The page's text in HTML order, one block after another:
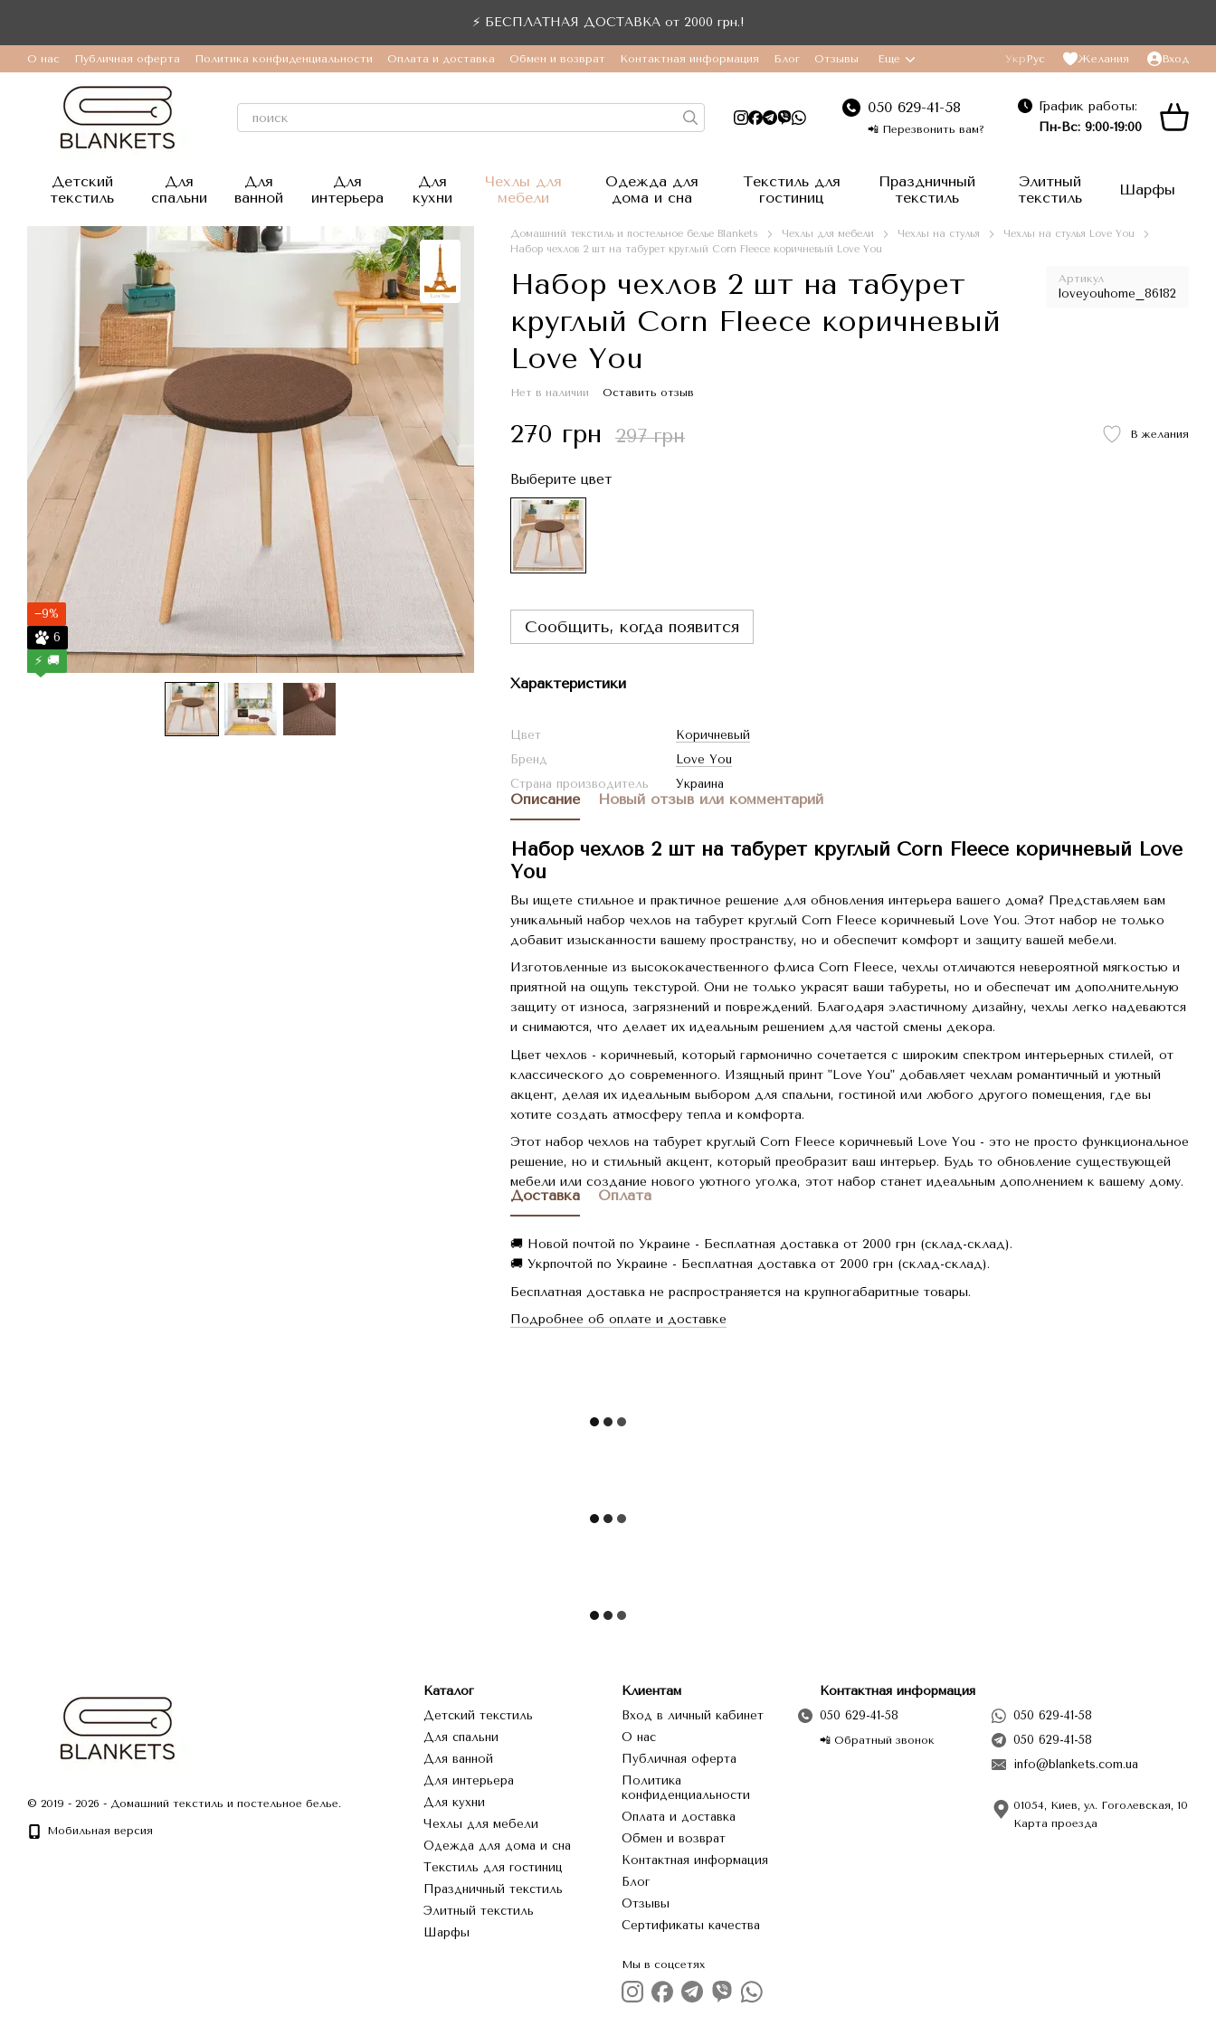
⚡ БЕСПЛАТНАЯ ДОСТАВКА от 2000 грн.!
О нас Публичная оферта Политика конфиденциальности Оплата и доставка Обмен и возврат Контактная информация Блог Отзывы Еще Укр Рус Желания Вход
050 629-41-58
📲 Перезвонить вам?
График работы:
Пн-Вс: 9:00-19:00
Детский
текстиль
Для
спальни
Для
ванной
Для
интерьера
Для
кухни
Чехлы для
мебели
Одежда для
дома и сна
Текстиль для
гостиниц
Праздничный
текстиль
Элитный
текстиль
Шарфы
−9%
6
⚡ 🚚
Домашний текстиль и постельное белье Blankets Чехлы для мебели Чехлы на стулья
Чехлы на стулья Love You
Набор чехлов 2 шт на табурет круглый Corn Fleece коричневый Love You
Набор чехлов 2 шт на табурет
круглый Corn Fleece коричневый
Love You
Артикул
loveyouhome_86182
Нет в наличии Оставить отзыв
270 грн 297 грн В желания
Выберите цвет
Сообщить, когда появится
Характеристики
Цвет
Коричневый
Бренд
Love You
Страна производитель
Украина
Описание Новый отзыв или комментарий
Набор чехлов 2 шт на табурет круглый Corn Fleece коричневый Love
You
Вы ищете стильное и практичное решение для обновления интерьера вашего дома? Представляем вам
уникальный набор чехлов на табурет круглый Corn Fleece коричневый Love You. Этот набор не только
добавит изысканности вашему пространству, но и обеспечит комфорт и защиту вашей мебели.
Изготовленные из высококачественного флиса Corn Fleece, чехлы отличаются невероятной мягкостью и
приятной на ощупь текстурой. Они не только украсят ваши табуреты, но и обеспечат им дополнительную
защиту от износа, загрязнений и повреждений. Благодаря эластичному дизайну, чехлы легко надеваются
и снимаются, что делает их идеальным решением для частой смены декора.
Цвет чехлов - коричневый, который гармонично сочетается с широким спектром интерьерных стилей, от
классического до современного. Изящный принт "Love You" добавляет чехлам романтичный и уютный
акцент, делая их идеальным выбором для спальни, гостиной или любого другого помещения, где вы
хотите создать атмосферу тепла и комфорта.
Этот набор чехлов на табурет круглый Corn Fleece коричневый Love You - это не просто функциональное
решение, но и стильный акцент, который преобразит ваш интерьер. Будь то обновление существующей
мебели или создание нового уютного уголка, этот набор станет идеальным дополнением к вашему дому.
Доставка Оплата
🚚 Новой почтой по Украине - Бесплатная доставка от 2000 грн (склад-склад).
🚚 Укрпочтой по Украине - Бесплатная доставка от 2000 грн (склад-склад).
Бесплатная доставка не распространяется на крупногабаритные товары.
Подробнее об оплате и доставке
© 2019 - 2026 - Домашний текстиль и постельное белье.
Мобильная версия
Каталог
Детский текстиль
Для спальни
Для ванной
Для интерьера
Для кухни
Чехлы для мебели
Одежда для дома и сна
Текстиль для гостиниц
Праздничный текстиль
Элитный текстиль
Шарфы
Клиентам
Вход в личный кабинет
О нас
Публичная оферта
Политика
конфиденциальности
Оплата и доставка
Обмен и возврат
Контактная информация
Блог
Отзывы
Сертификаты качества
Мы в соцсетях
Контактная информация
050 629-41-58
📲 Обратный звонок
050 629-41-58
050 629-41-58
info@blankets.com.ua
01054, Киев, ул. Гоголевская, 10
Карта проезда